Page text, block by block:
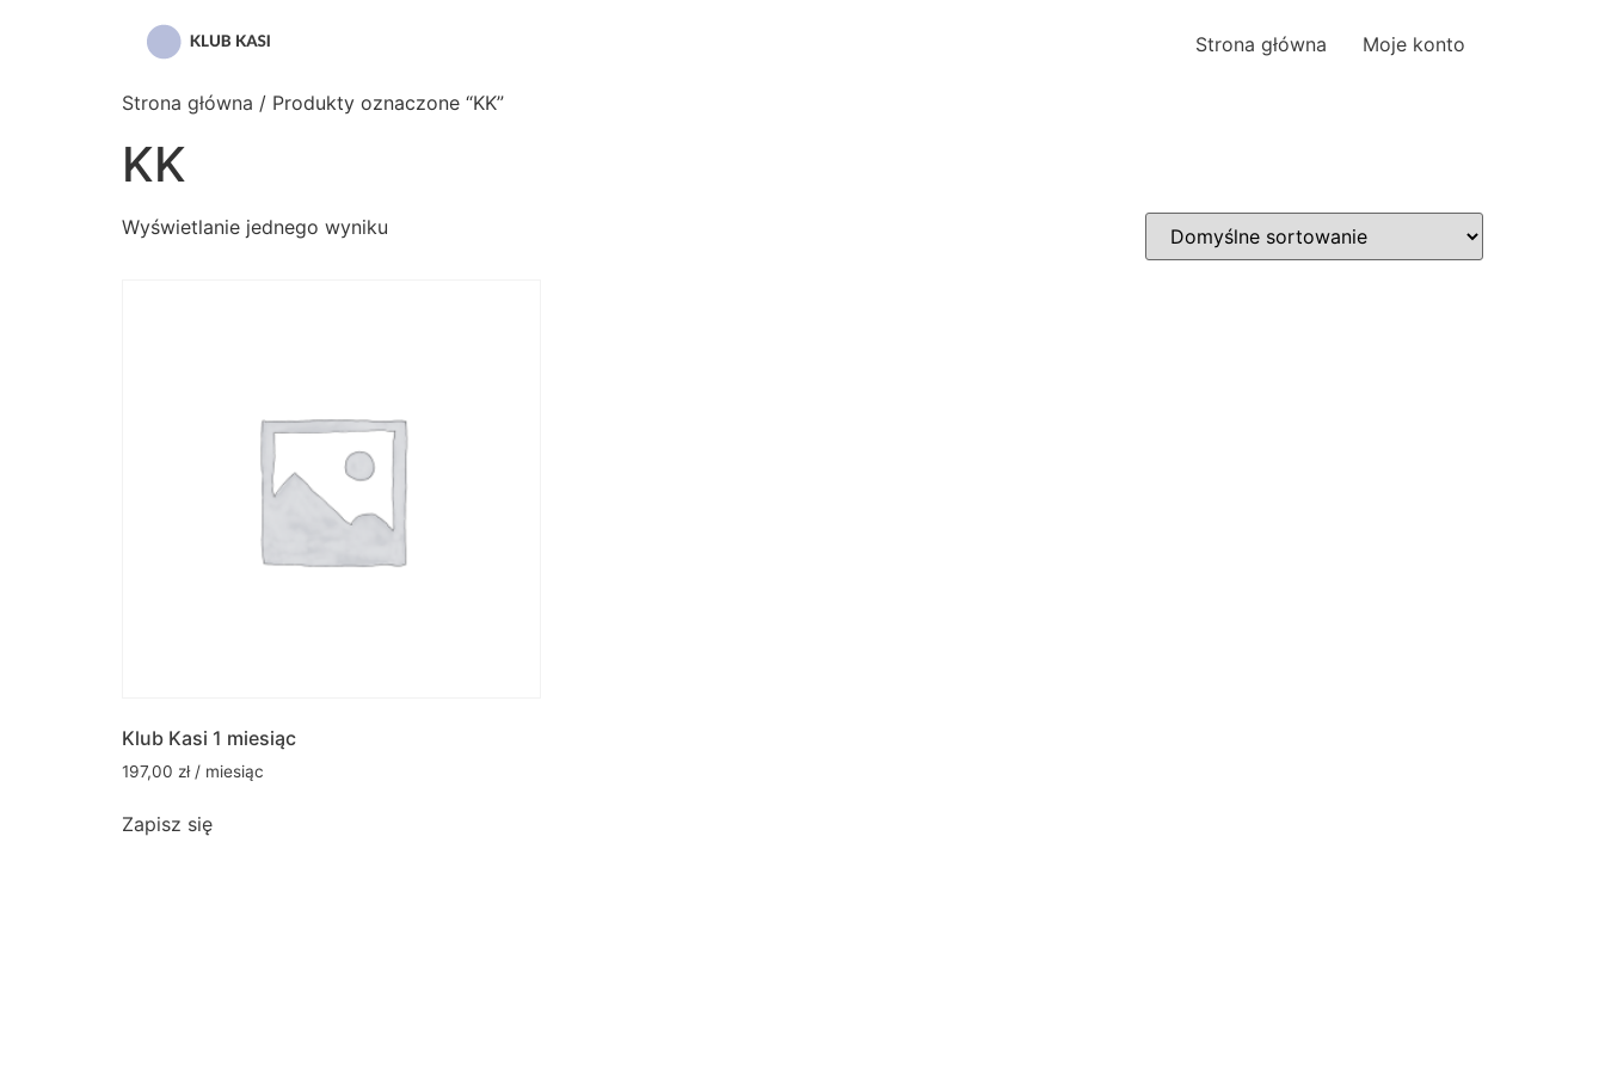
Strona główna Moje konto
Strona główna / Produkty oznaczone “KK”
KK
Wyświetlanie jednego wyniku
Klub Kasi 1 miesiąc
197,00 zł / miesiąc
Zapisz się